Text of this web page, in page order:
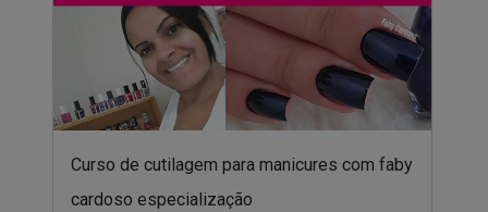
Curso de cutilagem para manicures com faby
cardoso especialização